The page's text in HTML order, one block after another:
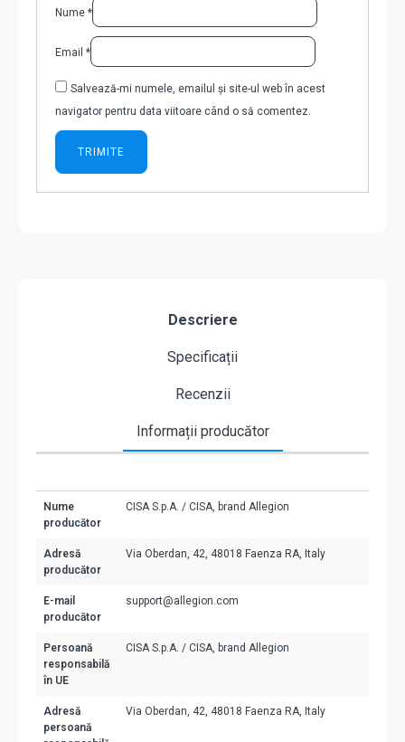
Nume *
Email *
Salvează-mi numele, emailul și site-ul web în acest
navigator pentru data viitoare când o să comentez.
Descriere
Specificații
Recenzii
Informații producător
Nume
producător
CISA S.p.A. / CISA, brand Allegion
Adresă
producător
Via Oberdan, 42, 48018 Faenza RA, Italy
E-mail
producător
support@allegion.com
Persoană
responsabilă
în UE
CISA S.p.A. / CISA, brand Allegion
Adresă
persoană
Via Oberdan, 42, 48018 Faenza RA, Italy